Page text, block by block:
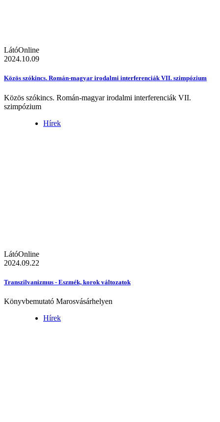
LátóOnline
2024.10.09
Közös szókincs. Román-magyar irodalmi interferenciák VII. szimpózium
Közös szókincs. Román-magyar irodalmi interferenciák VII.
szimpózium
Hírek
LátóOnline
2024.09.22
Transzilvanizmus - Eszmék, korok változatok
Könyvbemutató Marosvásárhelyen
Hírek